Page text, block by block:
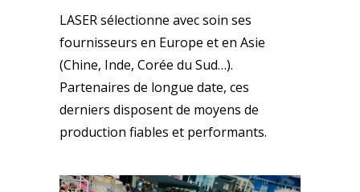
LASER sélectionne avec soin ses
fournisseurs en Europe et en Asie
(Chine, Inde, Corée du Sud…).
Partenaires de longue date, ces
derniers disposent de moyens de
production fiables et performants.